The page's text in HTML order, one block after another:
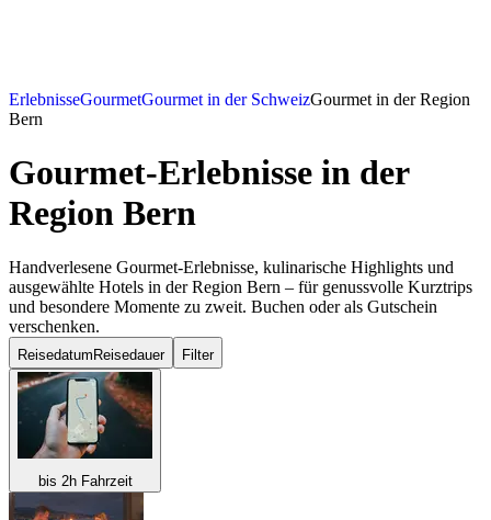
ErlebnisseGourmetGourmet in der SchweizGourmet in der Region
Bern
Gourmet-Erlebnisse in der
Region Bern
Handverlesene Gourmet-Erlebnisse, kulinarische Highlights und
ausgewählte Hotels in der Region Bern – für genussvolle Kurztrips
und besondere Momente zu zweit. Buchen oder als Gutschein
verschenken.
Reisedatum Reisedauer Filter
bis 2h Fahrzeit